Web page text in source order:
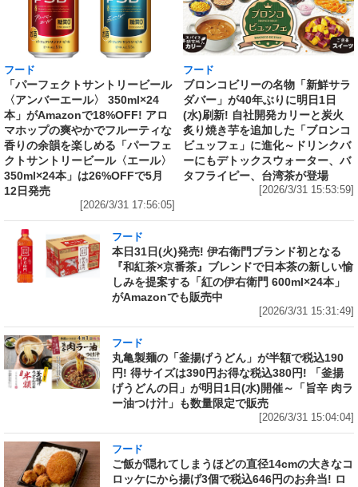
フード
「パーフェクトサントリービール
〈アンバーエール〉 350ml×24
本」がAmazonで18%OFF! アロ
マホップの爽やかでフルーティな
香りの余韻を楽しめる「パーフェ
クトサントリービール〈エール〉
350ml×24本」は26%OFFで5月
12日発売
[2026/3/31 17:56:05]
フード
ブロンコビリーの名物「新鮮サラ
ダバー」が40年ぶりに明日1日
(水)刷新! 自社開発カリーと炭火
炙り焼き芋を追加した「ブロンコ
ビュッフェ」に進化～ドリンクバ
ーにもデトックスウォーター、バ
タフライピー、台湾茶が登場
[2026/3/31 15:53:59]
フード
本日31日(火)発売! 伊右衛門ブランド初となる
『和紅茶×京番茶』ブレンドで日本茶の新しい愉
しみを提案する「紅の伊右衛門 600ml×24本」
がAmazonでも販売中
[2026/3/31 15:31:49]
フード
丸亀製麺の「釜揚げうどん」が半額で税込190
円! 得サイズは390円お得な税込380円! 「釜揚
げうどんの日」が明日1日(水)開催～「旨辛 肉ラ
ー油つけ汁」も数量限定で販売
[2026/3/31 15:04:04]
フード
ご飯が隠れてしまうほどの直径14cmの大きなコ
ロッケにから揚げ3個で税込646円のお弁当! ロ